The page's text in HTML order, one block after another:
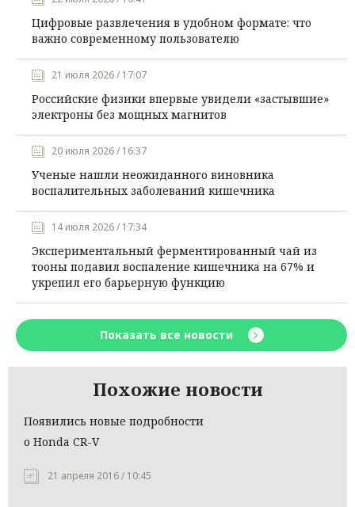
Цифровые развлечения в удобном формате: что
важно современному пользователю
21 июля 2026 / 17:07
Российские физики впервые увидели «застывшие»
электроны без мощных магнитов
20 июля 2026 / 16:37
Ученые нашли неожиданного виновника
воспалительных заболеваний кишечника
14 июля 2026 / 17:34
Экспериментальный ферментированный чай из
тооны подавил воспаление кишечника на 67% и
укрепил его барьерную функцию
Показать все новости
Похожие новости
Появились новые подробности
о Honda CR-V
21 апреля 2016 / 10:45